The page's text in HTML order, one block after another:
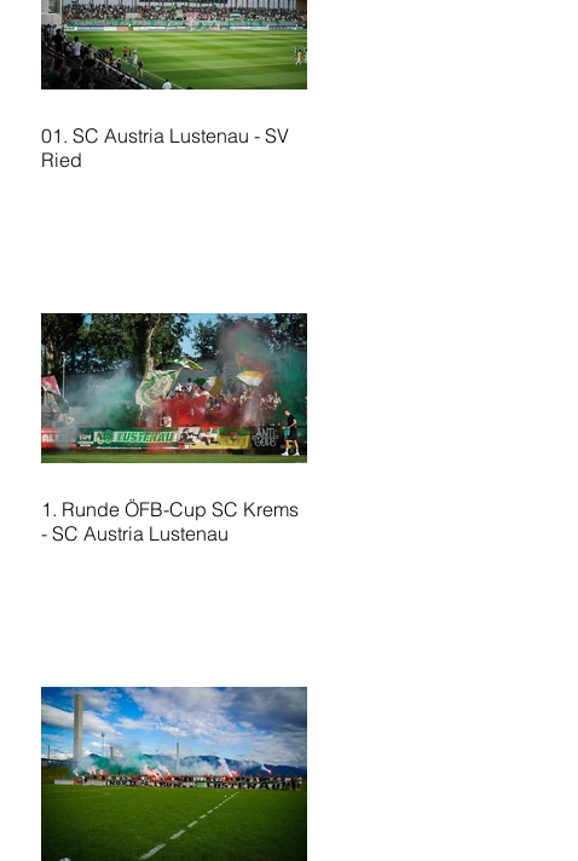
01. SC Austria Lustenau - SV
Ried
1. Runde ÖFB-Cup SC Krems
- SC Austria Lustenau